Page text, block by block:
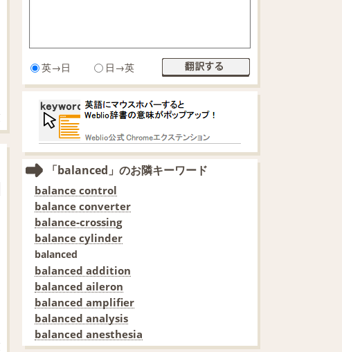
英→日 日→英
「balanced」のお隣キーワード
balance control
balance converter
balance‐crossing
balance cylinder
balanced
balanced addition
balanced aileron
balanced amplifier
balanced analysis
balanced anesthesia